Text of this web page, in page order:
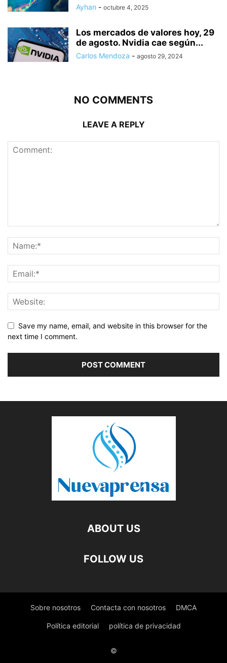
Ayhan - octubre 4, 2025
Los mercados de valores hoy, 29
de agosto. Nvidia cae según...
Carlos Mendoza - agosto 29, 2024
NO COMMENTS
LEAVE A REPLY
Save my name, email, and website in this browser for the
next time I comment.
ABOUT US
FOLLOW US
Sobre nosotros Contacta con nosotros DMCA
Política editorial política de privacidad
©